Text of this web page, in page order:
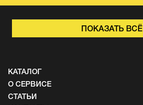
ПОКАЗАТЬ ВСЁ
КАТАЛОГ
О СЕРВИСЕ
СТАТЬИ